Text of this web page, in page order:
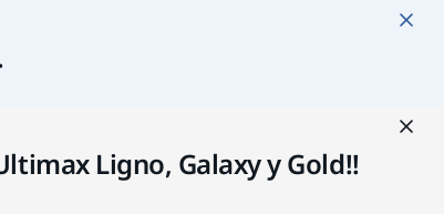
Ligno, Galaxy y Gold!!